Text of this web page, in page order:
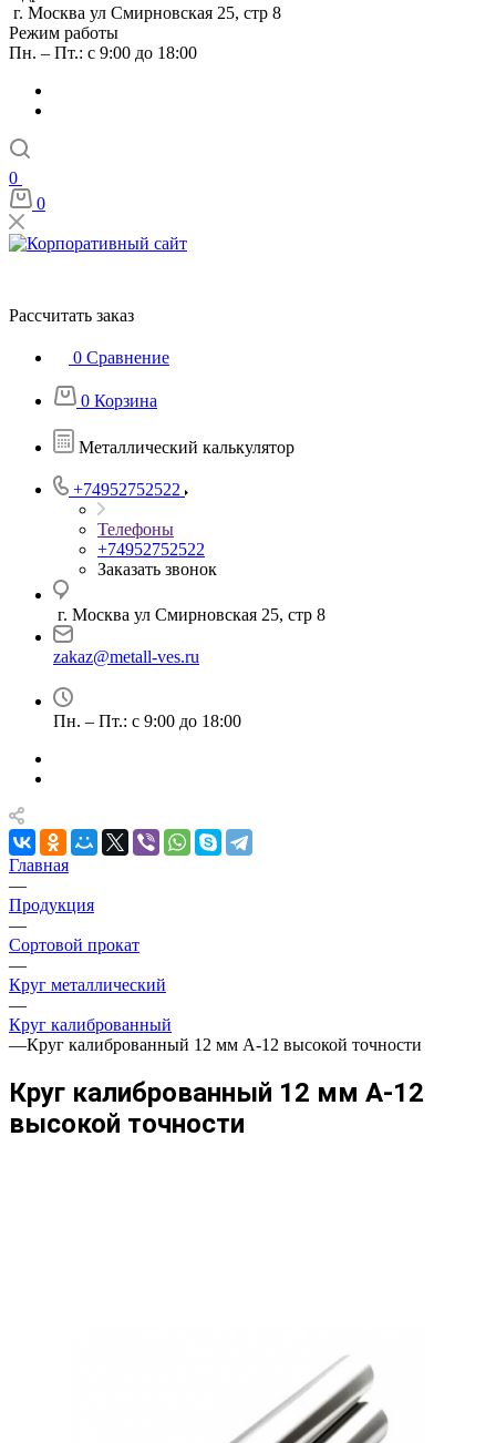
г. Москва ул Смирновская 25, стр 8
Режим работы
Пн. – Пт.: с 9:00 до 18:00
0
0
Рассчитать заказ
0 Сравнение
0 Корзина
Металлический калькулятор
+74952752522
Телефоны
+74952752522
Заказать звонок
г. Москва ул Смирновская 25, стр 8
zakaz@metall-ves.ru
Пн. – Пт.: с 9:00 до 18:00
Главная
—
Продукция
—
Сортовой прокат
—
Круг металлический
—
Круг калиброванный
—Круг калиброванный 12 мм А-12 высокой точности
Круг калиброванный 12 мм А-12
высокой точности